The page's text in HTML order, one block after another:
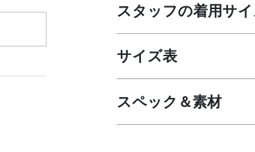
スタッフの着用サ
サイズ表
スペック＆素材